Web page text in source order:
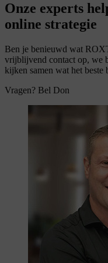
Onze experts
online strategie
Ben je benieuwd wat
vrijblijvend contact op, we
kijken samen wat het beste
Vragen? Bel Don